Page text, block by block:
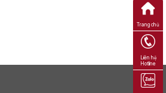
Trang chủ
Liên hệ
Hotline